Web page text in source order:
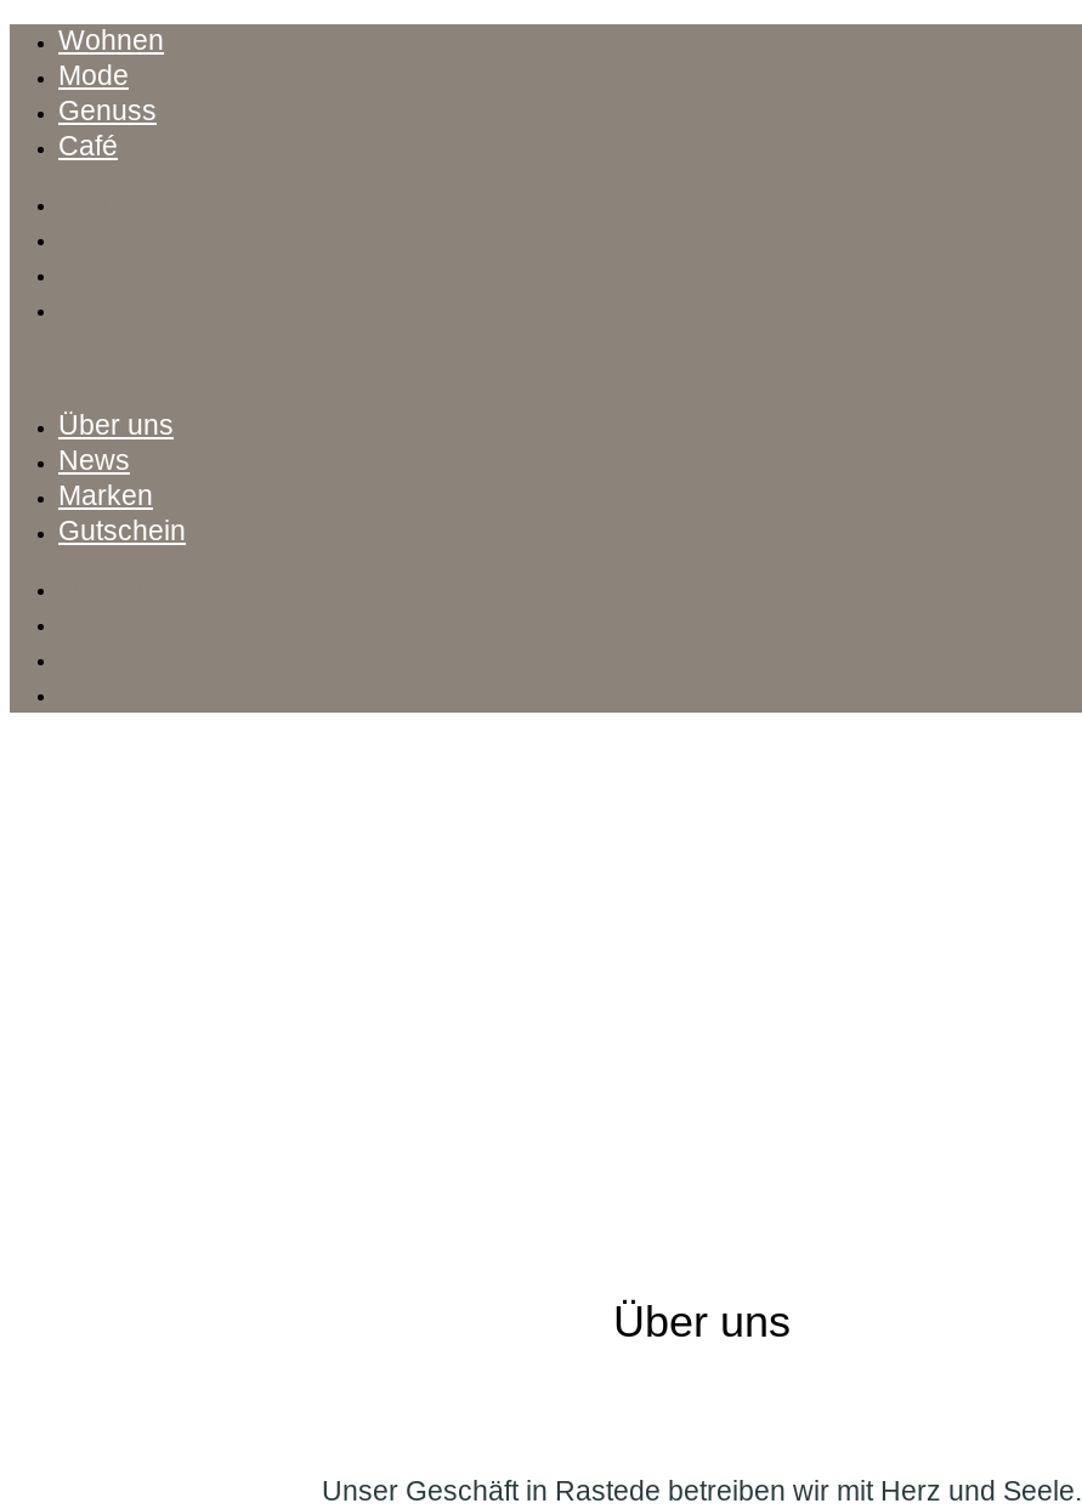
Wohnen
Mode
Genuss
Café
Über uns
News
Marken
Gutschein
Über uns
Unser Geschäft in Rastede betreiben wir mit Herz und Seele.